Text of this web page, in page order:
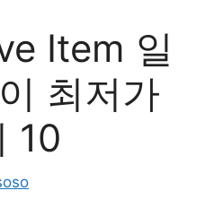
Item 일
최저가
10